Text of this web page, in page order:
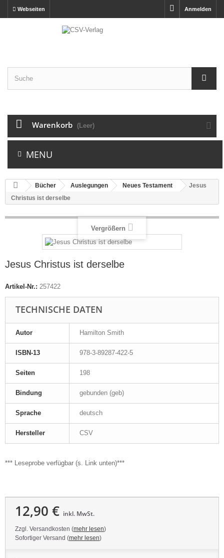
Anmelden
Webseiten
Warenkorb (Leer)
MENU
Bücher Auslegungen Neues Testament
Jesus
Christus ist derselbe
Vergrößern
Jesus Christus ist derselbe
Artikel-Nr.: 257422
TECHNISCHE DATEN
Autor Hamilton Smith
ISBN-13 978-3-89287-422-5
Seiten 198
Bindung gebunden (geb)
Sprache deutsch
Hersteller CSV
*** Leseprobe verfügbar (s. Link unten)***
12,90 € inkl. MwSt.
Zzgl. Versandkosten (mehr lesen)
Sofortiger Versand (mehr lesen)